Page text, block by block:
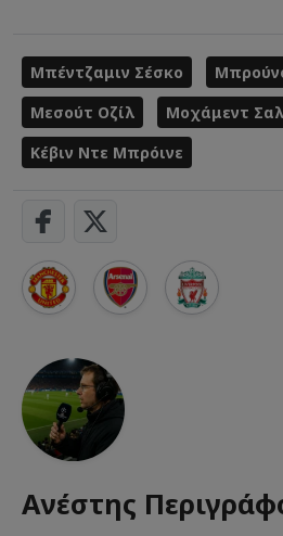
Μπέντζαμιν Σέσκο
Μεσούτ Οζίλ
Μοχάμεντ
Κέβιν Ντε Μπρόινε
Ανέστης